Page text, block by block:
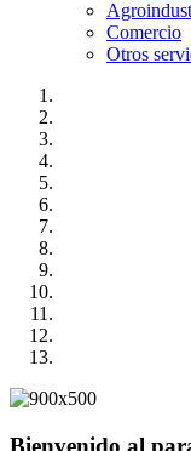
Comercio
Otros
Bienvenido al